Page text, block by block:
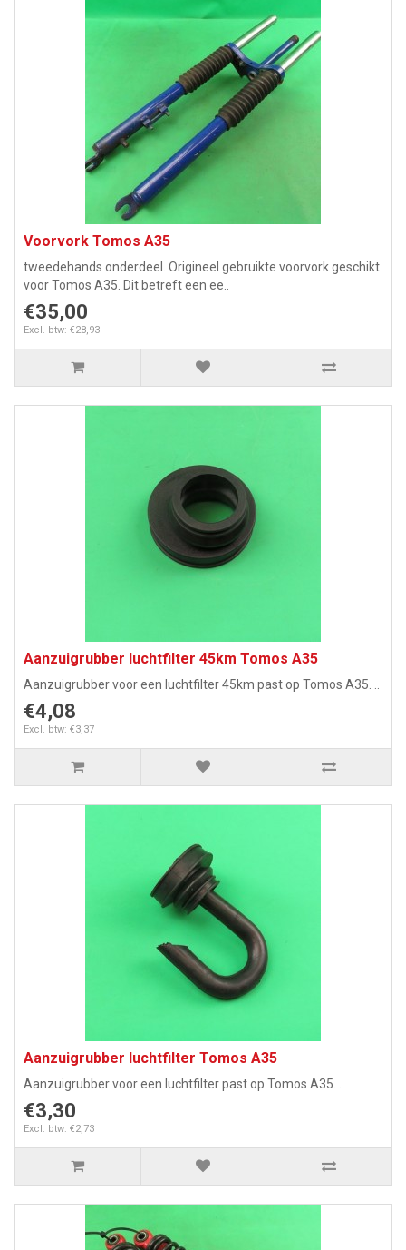
Voorvork Tomos A35
tweedehands onderdeel. Origineel gebruikte voorvork geschikt
voor Tomos A35. Dit betreft een ee..
€35,00
Excl. btw: €28,93
Aanzuigrubber luchtfilter 45km Tomos A35
Aanzuigrubber voor een luchtfilter 45km past op Tomos A35. ..
€4,08
Excl. btw: €3,37
Aanzuigrubber luchtfilter Tomos A35
Aanzuigrubber voor een luchtfilter past op Tomos A35. ..
€3,30
Excl. btw: €2,73